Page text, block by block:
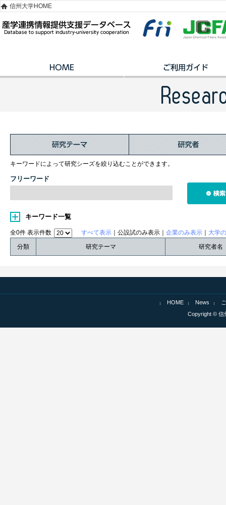
信州大学HOME
キーワードによって研究シーズを絞り込むことができます。
フリーワード
キーワード一覧
全0件 表示件数 すべて表示 ｜公設試のみ表示｜ 企業のみ表示
大学
分類
研究テーマ 研究者名
HOME News
Copyright © 信